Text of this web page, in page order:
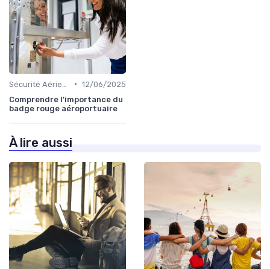
• 12/06/2025
Comprendre l'importance du
badge rouge aéroportuaire
À lire aussi